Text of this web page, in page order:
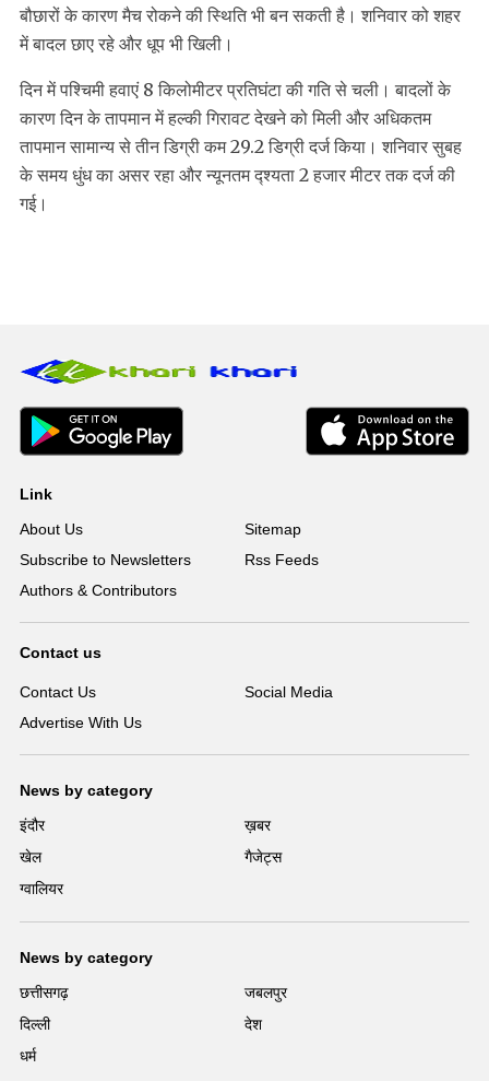
बौछारों के कारण मैच रोकने की स्थिति भी बन सकती है। शनिवार को शहर
में बादल छाए रहे और धूप भी खिली।
दिन में पश्चिमी हवाएं 8 किलोमीटर प्रतिघंटा की गति से चली। बादलों के
कारण दिन के तापमान में हल्की गिरावट देखने को मिली और अधिकतम
तापमान सामान्य से तीन डिग्री कम 29.2 डिग्री दर्ज किया। शनिवार सुबह
के समय धुंध का असर रहा और न्यूनतम द्श्यता 2 हजार मीटर तक दर्ज की
गई।
Link
About Us
Sitemap
Subscribe to Newsletters
Rss Feeds
Authors & Contributors
Contact us
Contact Us
Social Media
Advertise With Us
News by category
इंदौर
ख़बर
खेल
गैजेट्स
ग्वालियर
News by category
छत्तीसगढ़
जबलपुर
दिल्ली
देश
धर्म